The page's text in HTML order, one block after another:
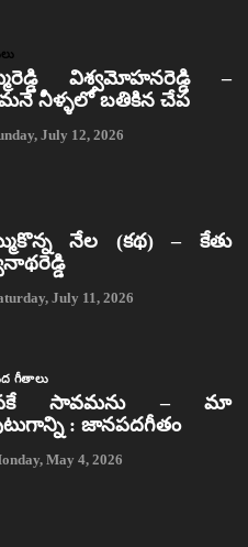
విశ్వమోహనరెడ్డి –
నీళ్ళలో బతికిన చేప
July 12, 2026
నేల (కథ) – కేతు
July 11, 2026
గీతాలు
సావమను – మా
: జానపదగీతం
May 4, 2026